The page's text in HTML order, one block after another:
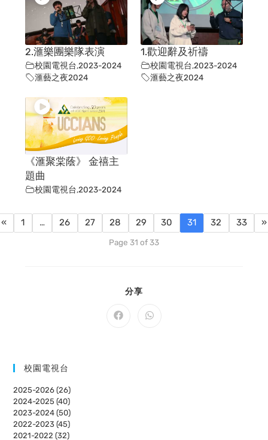
2.滙樂團樂隊表演
校園電視台,2023-2024
滙藝之夜2024
1.歡迎辭及祈禱
校園電視台,2023-2024
滙藝之夜2024
《滙聚棠蔭》 金禧主
題曲
校園電視台,2023-2024
« 1 … 26 27 28 29 30 31 32 33 »
Page 31 of 33
分享
CONTENT
Opens
Opens
校園電視台
2025-2026 (26)
2024-2025 (40)
2023-2024 (50)
2022-2023 (45)
2021-2022 (32)